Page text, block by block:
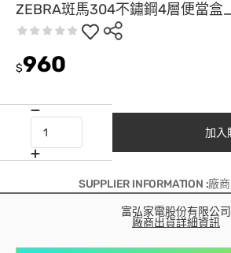
ZEBRA斑馬304不鏽鋼4層便當盒
$960
加入
SUPPLIER INFORMATION :廠
富弘家電股份有限公司
廠商出貨詳細資訊